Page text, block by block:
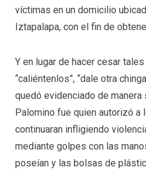
víctimas en un domicilio
Iztapalapa, con el fin de
Y en lugar de hacer cesar
“caliéntenlos”, “dale otra
quedó evidenciado de manera
Palomino fue quien autorizó a
continuaran infligiendo
mediante golpes con las
poseían y las bolsas de